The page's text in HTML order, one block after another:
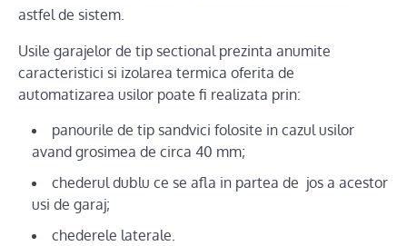
astfel de sistem.
Usile garajelor de tip sectional prezinta anumite
caracteristici si izolarea termica oferita de
automatizarea usilor poate fi realizata prin:
panourile de tip sandvici folosite in cazul usilor
avand grosimea de circa 40 mm;
chederul dublu ce se afla in partea de jos a acestor
usi de garaj;
chederele laterale.